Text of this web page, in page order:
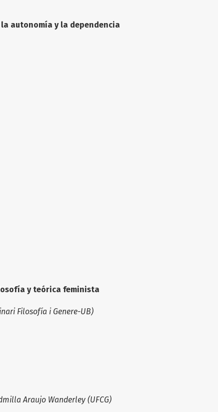
la autonomía y la dependencia
y teórica feminista
Filosofía i Genere-UB)
Araujo Wanderley (UFCG)